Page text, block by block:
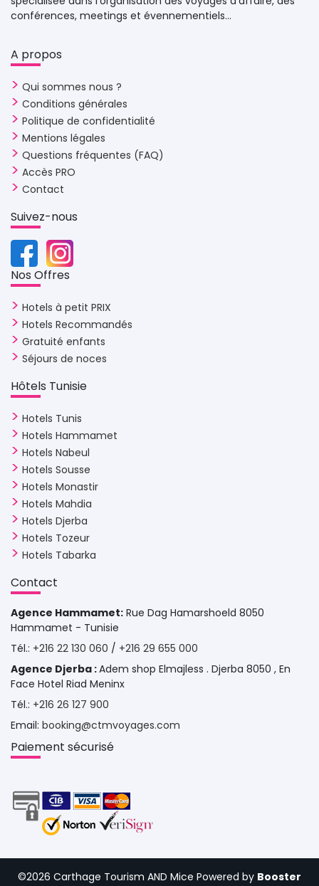
conférences, meetings et évennementiels...
A propos
Qui sommes nous ?
Conditions générales
Politique de confidentialité
Mentions légales
Questions fréquentes (FAQ)
Accès PRO
Contact
Suivez-nous
Nos Offres
Hotels à petit PRIX
Hotels Recommandés
Gratuité enfants
Séjours de noces
Hôtels Tunisie
Hotels Tunis
Hotels Hammamet
Hotels Nabeul
Hotels Sousse
Hotels Monastir
Hotels Mahdia
Hotels Djerba
Hotels Tozeur
Hotels Tabarka
Contact
Agence Hammamet: Rue Dag Hamarshoeld 8050
Hammamet - Tunisie
Tél.: +216 22 130 060 / +216 29 655 000
Agence Djerba :Adem shop Elmajless . Djerba 8050 , En
Face Hotel Riad Meninx
Tél.: +216 26 127 900
Email: booking@ctmvoyages.com
Paiement sécurisé
©2026 Carthage Tourism AND Mice Powered by Booster